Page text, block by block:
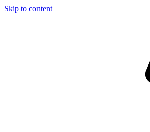
Skip to content